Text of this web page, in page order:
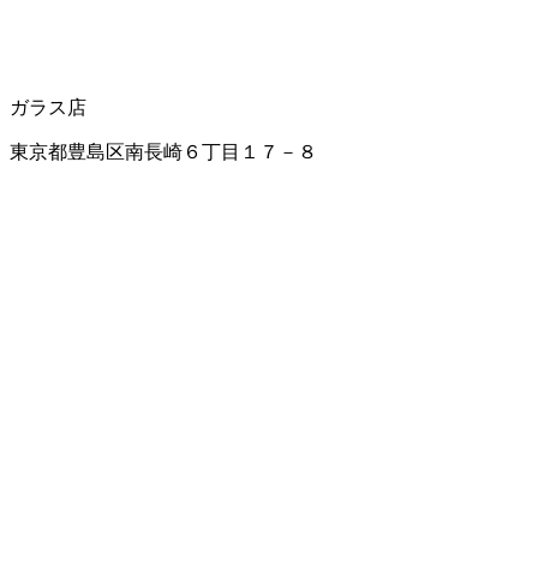
ガラス店
東京都豊島区南長崎６丁目１７－８